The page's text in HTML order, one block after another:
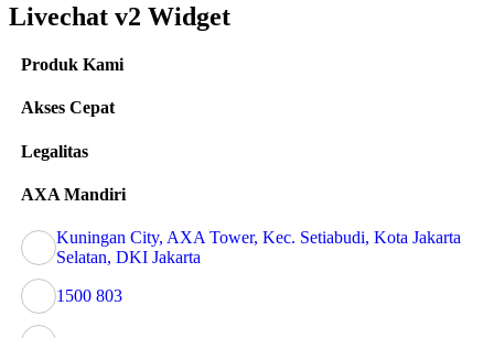
Livechat v2 Widget
Produk Kami
Akses Cepat
Legalitas
AXA Mandiri
Kuningan City, AXA Tower, Kec. Setiabudi, Kota Jakarta
Selatan, DKI Jakarta
1500 803